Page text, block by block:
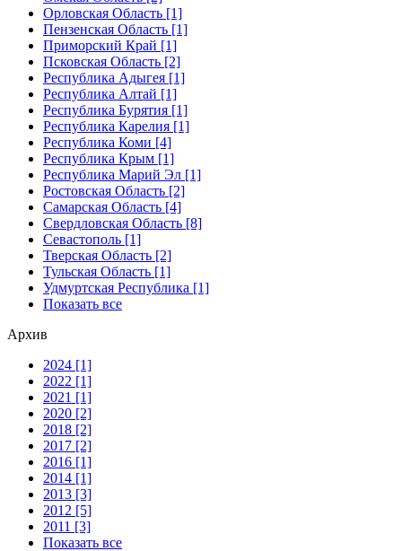
Орловская Область [1]
Пензенская Область [1]
Приморский Край [1]
Псковская Область [2]
Республика Адыгея [1]
Республика Алтай [1]
Республика Бурятия [1]
Республика Карелия [1]
Республика Коми [4]
Республика Крым [1]
Республика Марий Эл [1]
Ростовская Область [2]
Самарская Область [4]
Свердловская Область [8]
Севастополь [1]
Тверская Область [2]
Тульская Область [1]
Удмуртская Республика [1]
Показать все
Архив
2024 [1]
2022 [1]
2021 [1]
2020 [2]
2018 [2]
2017 [2]
2016 [1]
2014 [1]
2013 [3]
2012 [5]
2011 [3]
Показать все